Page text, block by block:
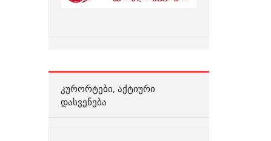
ᲙᲣᲠᲝᲠᲢᲔᲑᲘ, ᲐᲥᲢᲘᲣᲠᲘ
ᲓᲐᲡᲕᲔᲜᲔᲑᲐ